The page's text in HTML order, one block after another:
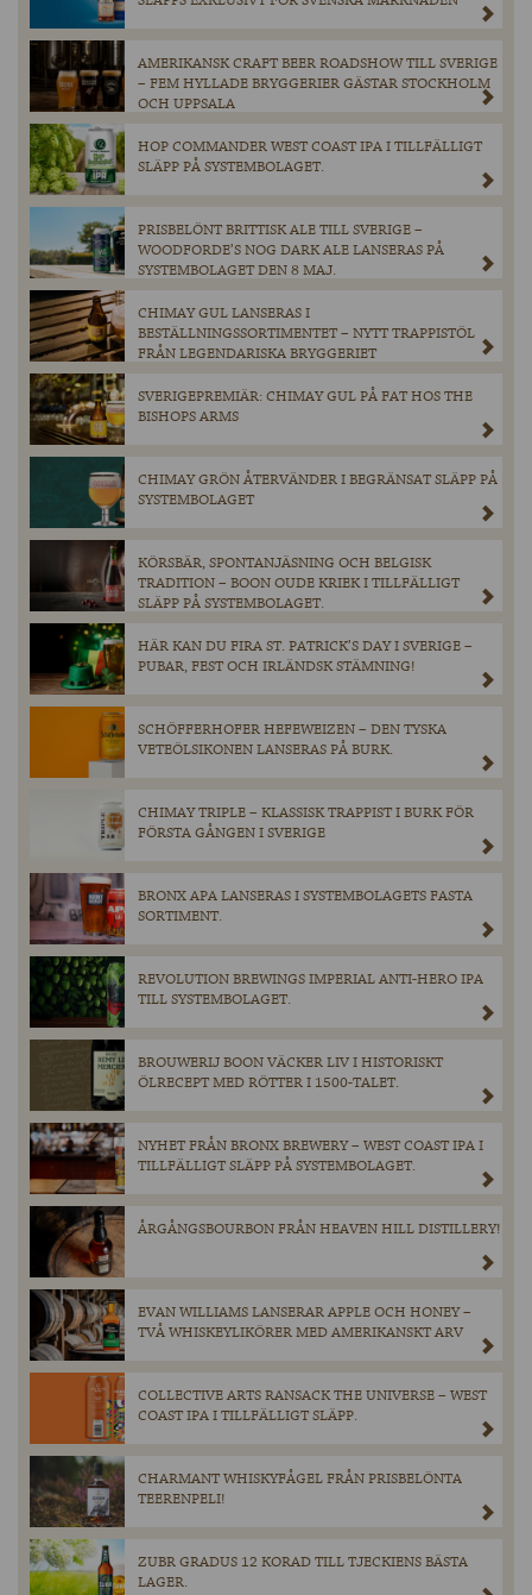
AMERIKANSK CRAFT BEER ROADSHOW TILL SVERIGE
– FEM HYLLADE BRYGGERIER GÄSTAR STOCKHOLM
OCH UPPSALA
HOP COMMANDER WEST COAST IPA I TILLFÄLLIGT
SLÄPP PÅ SYSTEMBOLAGET.
PRISBELÖNT BRITTISK ALE TILL SVERIGE –
WOODFORDE’S NOG DARK ALE LANSERAS PÅ
SYSTEMBOLAGET DEN 8 MAJ.
CHIMAY GUL LANSERAS I
BESTÄLLNINGSSORTIMENTET – NYTT TRAPPISTÖL
FRÅN LEGENDARISKA BRYGGERIET
SVERIGEPREMIÄR: CHIMAY GUL PÅ FAT HOS THE
BISHOPS ARMS
CHIMAY GRÖN ÅTERVÄNDER I BEGRÄNSAT SLÄPP PÅ
SYSTEMBOLAGET
KÖRSBÄR, SPONTANJÄSNING OCH BELGISK
TRADITION – BOON OUDE KRIEK I TILLFÄLLIGT
SLÄPP PÅ SYSTEMBOLAGET.
HÄR KAN DU FIRA ST. PATRICK’S DAY I SVERIGE –
PUBAR, FEST OCH IRLÄNDSK STÄMNING!
SCHÖFFERHOFER HEFEWEIZEN – DEN TYSKA
VETEÖLSIKONEN LANSERAS PÅ BURK.
CHIMAY TRIPLE – KLASSISK TRAPPIST I BURK FÖR
FÖRSTA GÅNGEN I SVERIGE
BRONX APA LANSERAS I SYSTEMBOLAGETS FASTA
SORTIMENT.
REVOLUTION BREWINGS IMPERIAL ANTI-HERO IPA
TILL SYSTEMBOLAGET.
BROUWERIJ BOON VÄCKER LIV I HISTORISKT
ÖLRECEPT MED RÖTTER I 1500-TALET.
NYHET FRÅN BRONX BREWERY – WEST COAST IPA I
TILLFÄLLIGT SLÄPP PÅ SYSTEMBOLAGET.
ÅRGÅNGSBOURBON FRÅN HEAVEN HILL DISTILLERY!
EVAN WILLIAMS LANSERAR APPLE OCH HONEY –
TVÅ WHISKEYLIKÖRER MED AMERIKANSKT ARV
COLLECTIVE ARTS RANSACK THE UNIVERSE – WEST
COAST IPA I TILLFÄLLIGT SLÄPP.
CHARMANT WHISKYFÅGEL FRÅN PRISBELÖNTA
TEERENPELI!
ZUBR GRADUS 12 KORAD TILL TJECKIENS BÄSTA
LAGER.